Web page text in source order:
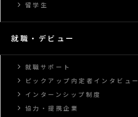
留学生
就職・デビュー
就職サポート
ピックアップ内定者インタビュー
インターンシップ制度
協力・提携企業